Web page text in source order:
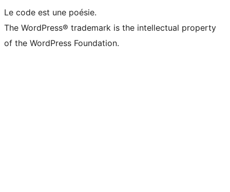
Le code est une poésie.
The WordPress® trademark is the intellectual property
of the WordPress Foundation.